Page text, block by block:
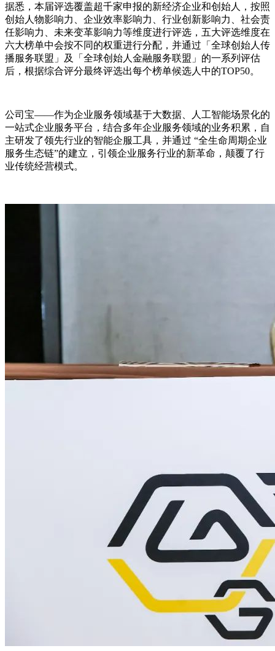
据悉，本届评选覆盖超千家申报的新经济企业和创始人，按照
创始人物影响力、企业效率影响力、行业创新影响力、社会责
任影响力、未来变革影响力等维度进行评选，五大评选维度在
六大榜单中会按不同的权重进行分配，并通过「全球创始人传
播服务联盟」及「全球创始人金融服务联盟」的一系列评估
后，根据综合评分最终评选出每个榜单候选人中的TOP50。
公司宝——作为企业服务领域基于大数据、人工智能场景化的
一站式企业服务平台，结合多年企业服务领域的业务积累，自
主研发了领先行业的智能企服工具，并通过 “全生命周期企业
服务生态链”的建立，引领企业服务行业的新革命，颠覆了行
业传统经营模式。